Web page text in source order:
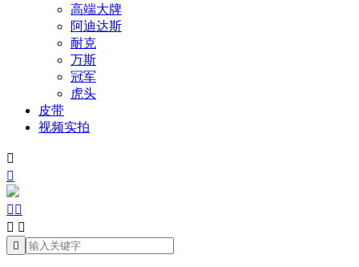
高端大牌
阿迪达斯
耐克
万斯
冠军
虎头
皮带
视频实拍


 
 
